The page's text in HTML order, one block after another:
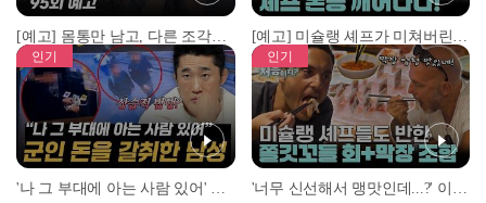
[예고] 몸통만 남고, 다른 조각은 어디에..? 시화호에서 드러난 충격적인 토막 살인사건! [예고] 미슐랭 셰프가 미쳐버린 이유! 본능이 깨어난 사건은?
인기 인기